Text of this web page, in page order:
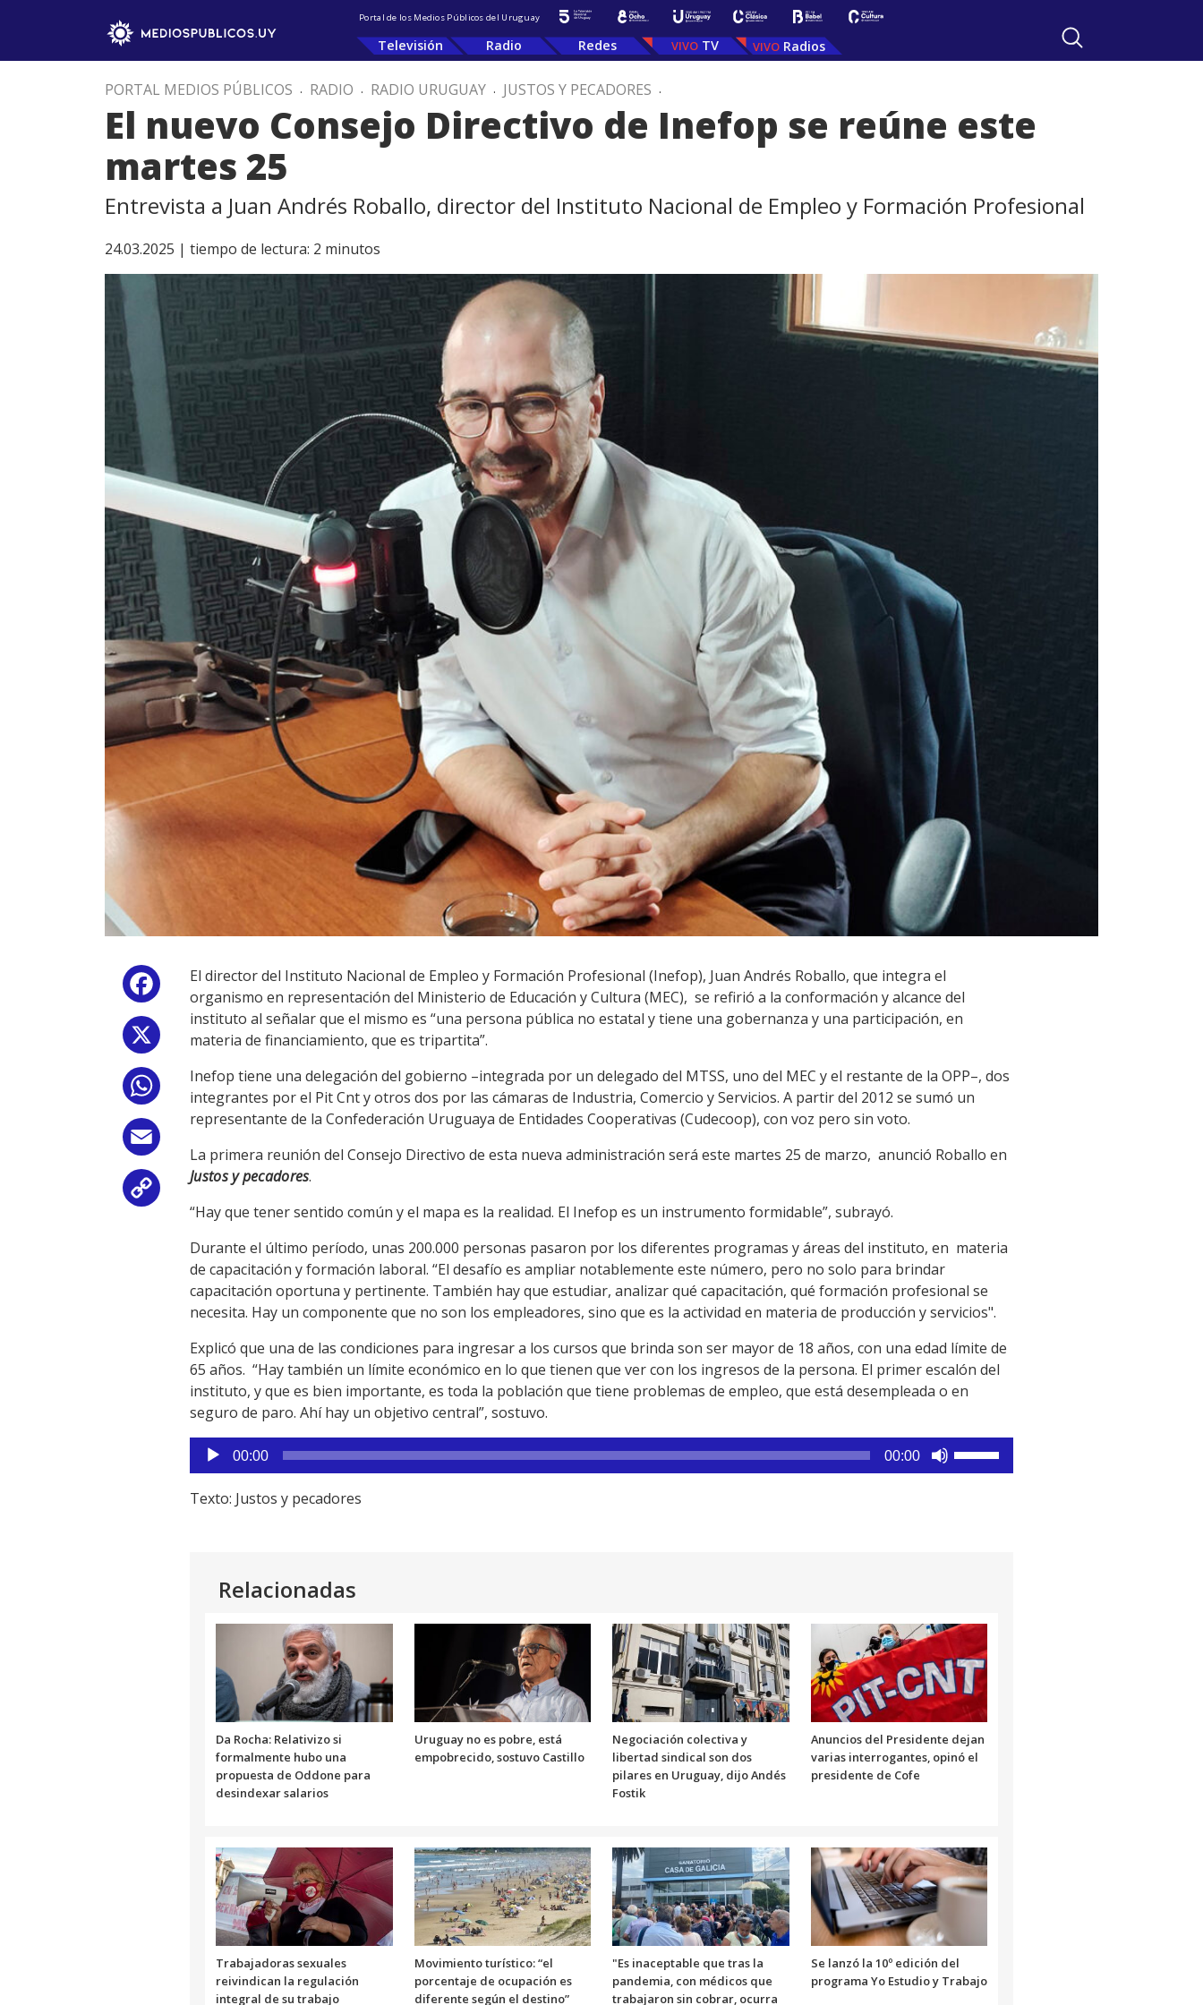
Portal de los Medios Públicos del Uruguay
Televisión Radio Redes TV Radios
PORTAL MEDIOS PÚBLICOS . RADIO . RADIO URUGUAY . JUSTOS Y PECADORES .
El nuevo Consejo Directivo de Inefop se reúne este
martes 25
Entrevista a Juan Andrés Roballo, director del Instituto Nacional de Empleo y Formación Profesional
24.03.2025 | tiempo de lectura: 2 minutos
Facebook
WhatsApp
El director del Instituto Nacional de Empleo y Formación Profesional (Inefop), Juan Andrés Roballo, que integra el
organismo en representación del Ministerio de Educación y Cultura (MEC), se refirió a la conformación y alcance del
instituto al señalar que el mismo es “una persona pública no estatal y tiene una gobernanza y una participación, en
materia de financiamiento, que es tripartita”.
Inefop tiene una delegación del gobierno –integrada por un delegado del MTSS, uno del MEC y el restante de la OPP–, dos
integrantes por el Pit Cnt y otros dos por las cámaras de Industria, Comercio y Servicios. A partir del 2012 se sumó un
representante de la Confederación Uruguaya de Entidades Cooperativas (Cudecoop), con voz pero sin voto.
La primera reunión del Consejo Directivo de esta nueva administración será este martes 25 de marzo, anunció Roballo en
Justos y pecadores.
“Hay que tener sentido común y el mapa es la realidad. El Inefop es un instrumento formidable”, subrayó.
Durante el último período, unas 200.000 personas pasaron por los diferentes programas y áreas del instituto, en materia
de capacitación y formación laboral. “El desafío es ampliar notablemente este número, pero no solo para brindar
capacitación oportuna y pertinente. También hay que estudiar, analizar qué capacitación, qué formación profesional se
necesita. Hay un componente que no son los empleadores, sino que es la actividad en materia de producción y servicios".
Explicó que una de las condiciones para ingresar a los cursos que brinda son ser mayor de 18 años, con una edad límite de
65 años. “Hay también un límite económico en lo que tienen que ver con los ingresos de la persona. El primer escalón del
instituto, y que es bien importante, es toda la población que tiene problemas de empleo, que está desempleada o en
seguro de paro. Ahí hay un objetivo central”, sostuvo.
Reproductor
de
audio
00:00 00:00
el
volumen.
Texto: Justos y pecadores
Relacionadas
Da Rocha: Relativizo si
formalmente hubo una
propuesta de Oddone para
desindexar salarios
Uruguay no es pobre, está
empobrecido, sostuvo Castillo
Negociación colectiva y
libertad sindical son dos
pilares en Uruguay, dijo Andés
Fostik
Anuncios del Presidente dejan
varias interrogantes, opinó el
presidente de Cofe
Trabajadoras sexuales
reivindican la regulación
integral de su trabajo
Movimiento turístico: “el
porcentaje de ocupación es
diferente según el destino”
"Es inaceptable que tras la
pandemia, con médicos que
trabajaron sin cobrar, ocurra
Se lanzó la 10º edición del
programa Yo Estudio y Trabajo